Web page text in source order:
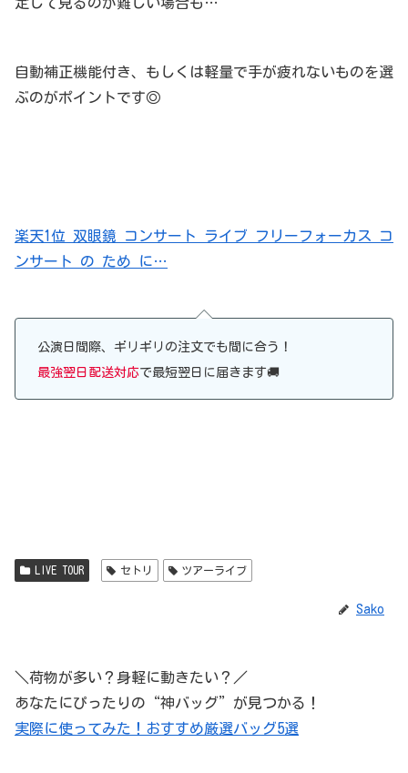
自動補正機能付き、もしくは軽量で手が疲れないものを選
ぶのがポイントです◎
楽天1位 双眼鏡 コンサート ライブ フリーフォーカス コ
ンサート の ため に…
公演日間際、ギリギリの注文でも間に合う！
最強翌日配送対応で最短翌日に届きます🚚
LIVE TOUR セトリ ツアーライブ
Sako
＼荷物が多い？身軽に動きたい？／
あなたにぴったりの“神バッグ”が見つかる！
実際に使ってみた！おすすめ厳選バッグ5選